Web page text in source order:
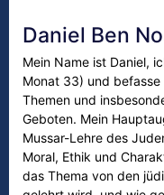
Daniel Ben
Mein Name ist Daniel,
Monat 33) und
Themen und
Geboten. Mein
Mussar-Lehre des
Moral, Ethik und
das Thema von den